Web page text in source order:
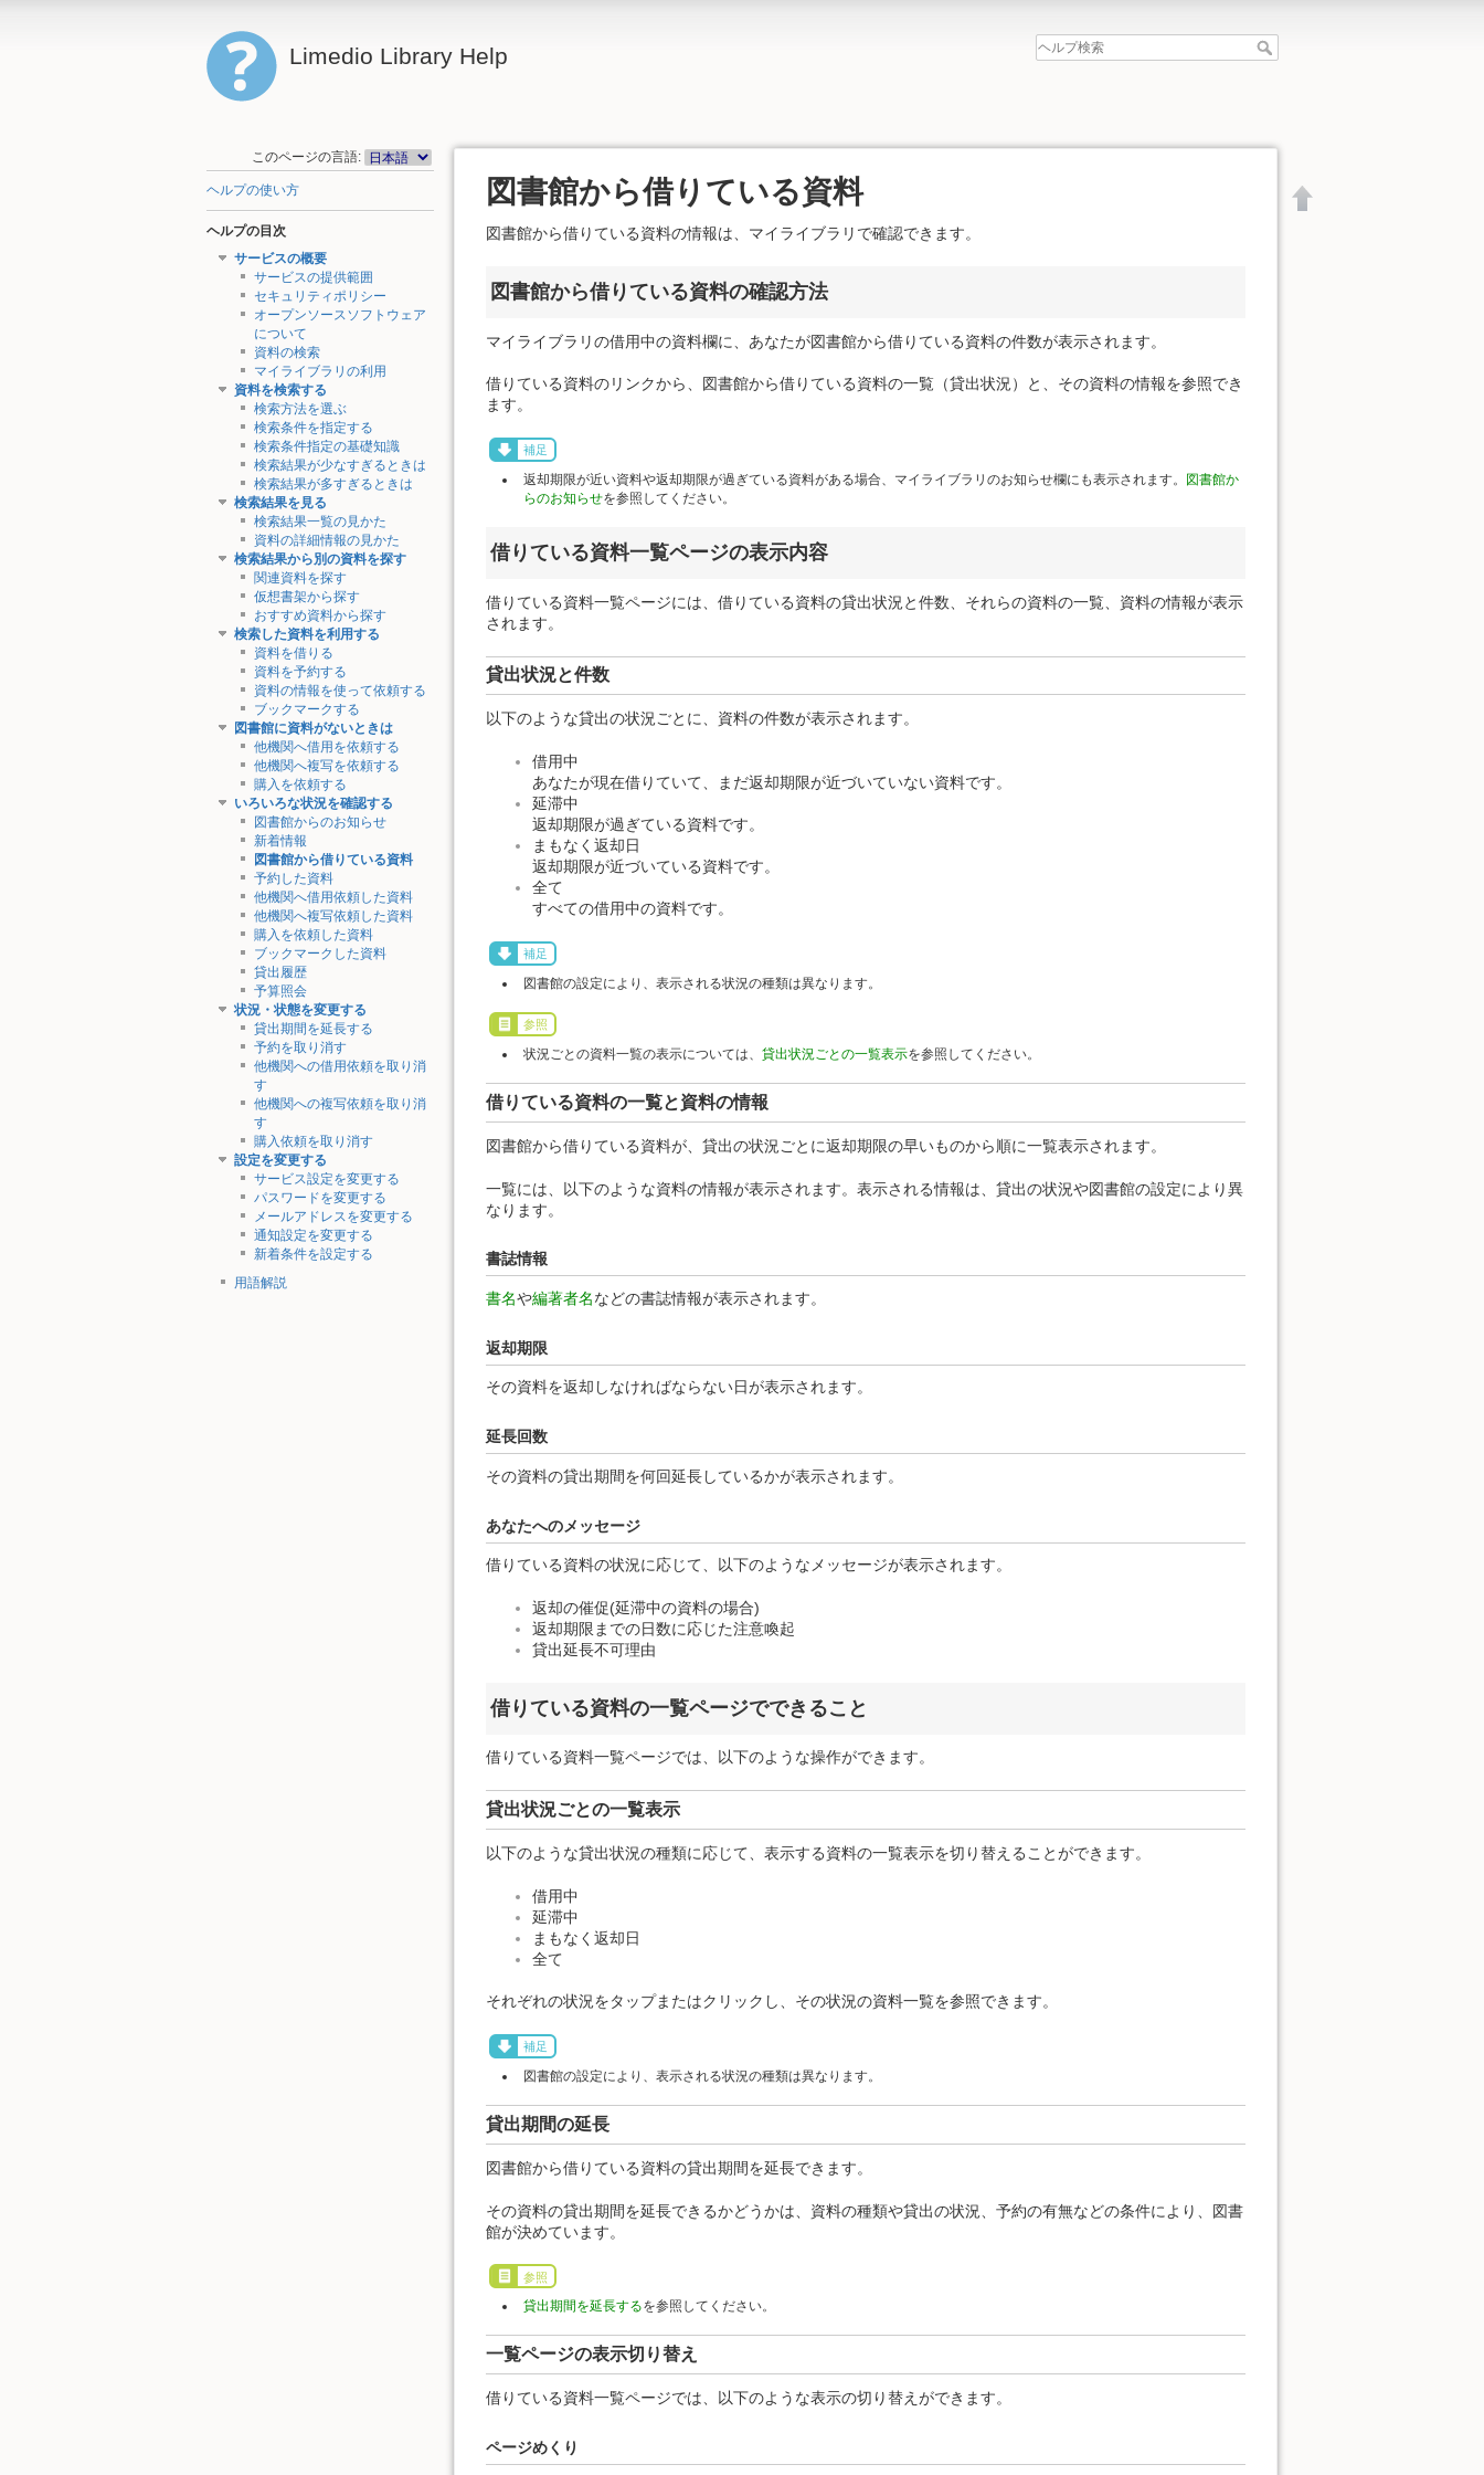
Limedio Library Help
このページの言語:
ヘルプの使い方
ヘルプの目次
サービスの概要
サービスの提供範囲
セキュリティポリシー
オープンソースソフトウェア
について
資料の検索
マイライブラリの利用
資料を検索する
検索方法を選ぶ
検索条件を指定する
検索条件指定の基礎知識
検索結果が少なすぎるときは
検索結果が多すぎるときは
検索結果を見る
検索結果一覧の見かた
資料の詳細情報の見かた
検索結果から別の資料を探す
関連資料を探す
仮想書架から探す
おすすめ資料から探す
検索した資料を利用する
資料を借りる
資料を予約する
資料の情報を使って依頼する
ブックマークする
図書館に資料がないときは
他機関へ借用を依頼する
他機関へ複写を依頼する
購入を依頼する
いろいろな状況を確認する
図書館からのお知らせ
新着情報
図書館から借りている資料
予約した資料
他機関へ借用依頼した資料
他機関へ複写依頼した資料
購入を依頼した資料
ブックマークした資料
貸出履歴
予算照会
状況・状態を変更する
貸出期間を延長する
予約を取り消す
他機関への借用依頼を取り消
す
他機関への複写依頼を取り消
す
購入依頼を取り消す
設定を変更する
サービス設定を変更する
パスワードを変更する
メールアドレスを変更する
通知設定を変更する
新着条件を設定する
用語解説
図書館から借りている資料
図書館から借りている資料の情報は、マイライブラリで確認できます。
図書館から借りている資料の確認方法
マイライブラリの借用中の資料欄に、あなたが図書館から借りている資料の件数が表示されます。
借りている資料のリンクから、図書館から借りている資料の一覧（貸出状況）と、その資料の情報を参照でき
ます。
補足
返却期限が近い資料や返却期限が過ぎている資料がある場合、マイライブラリのお知らせ欄にも表示されます。 図書館か
らのお知らせを参照してください。
借りている資料一覧ページの表示内容
借りている資料一覧ページには、借りている資料の貸出状況と件数、それらの資料の一覧、資料の情報が表示
されます。
貸出状況と件数
以下のような貸出の状況ごとに、資料の件数が表示されます。
借用中
あなたが現在借りていて、まだ返却期限が近づいていない資料です。
延滞中
返却期限が過ぎている資料です。
まもなく返却日
返却期限が近づいている資料です。
全て
すべての借用中の資料です。
補足
図書館の設定により、表示される状況の種類は異なります。
参照
状況ごとの資料一覧の表示については、貸出状況ごとの一覧表示を参照してください。
借りている資料の一覧と資料の情報
図書館から借りている資料が、貸出の状況ごとに返却期限の早いものから順に一覧表示されます。
一覧には、以下のような資料の情報が表示されます。表示される情報は、貸出の状況や図書館の設定により異
なります。
書誌情報
書名や編著者名などの書誌情報が表示されます。
返却期限
その資料を返却しなければならない日が表示されます。
延長回数
その資料の貸出期間を何回延長しているかが表示されます。
あなたへのメッセージ
借りている資料の状況に応じて、以下のようなメッセージが表示されます。
返却の催促(延滞中の資料の場合)
返却期限までの日数に応じた注意喚起
貸出延長不可理由
借りている資料の一覧ページでできること
借りている資料一覧ページでは、以下のような操作ができます。
貸出状況ごとの一覧表示
以下のような貸出状況の種類に応じて、表示する資料の一覧表示を切り替えることができます。
借用中
延滞中
まもなく返却日
全て
それぞれの状況をタップまたはクリックし、その状況の資料一覧を参照できます。
補足
図書館の設定により、表示される状況の種類は異なります。
貸出期間の延長
図書館から借りている資料の貸出期間を延長できます。
その資料の貸出期間を延長できるかどうかは、資料の種類や貸出の状況、予約の有無などの条件により、図書
館が決めています。
参照
貸出期間を延長するを参照してください。
一覧ページの表示切り替え
借りている資料一覧ページでは、以下のような表示の切り替えができます。
ページめくり